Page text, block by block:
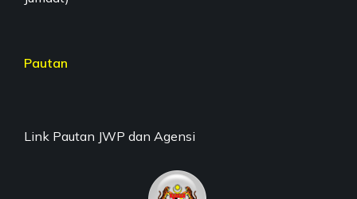
Pautan
Link Pautan JWP dan Agensi